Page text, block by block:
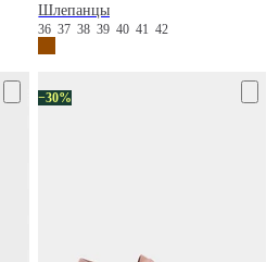
Шлепанцы
36373839404142
−30%